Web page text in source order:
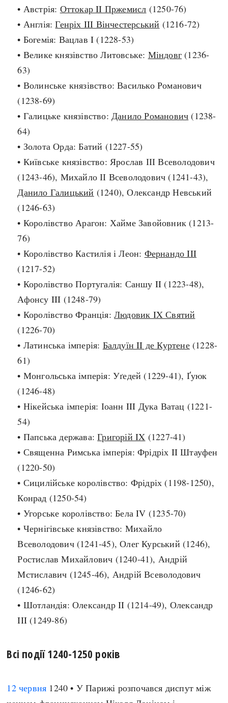
Рубрики
Наука, освіта і техніка
Політика
Розваги і дозвілля
Чудеса світу
Україна
Регіони
Австралія
Азія
Америка
А(нта)рктика
Африка
Європа
Хронологія
Античні часи
Темні віки
Високе Середньовіччя
Нова історія
Наш час
Індекси
Популярні статті
Визначальні події
Автори
done
• Австрія: Оттокар II Пржемисл (1250-76)
• Англія:Генріх III Вінчестерський (1216-72)
• Богемія: Вацлав I (1228-53)
• Велике князівство Литовське: Міндовг (1236-
63)
• Волинське князівство: Василько Романович
(1238-69)
• Галицьке князівство:Данило Романович (1238-
64)
• Золота Орда: Батий (1227-55)
• Київське князівство: Ярослав ІІІ Всеволодович
(1243-46), Михайло ІІ Всеволодович (1241-43),
Данило Галицький (1240), Олександр Невський
(1246-63)
• Королівство Арагон: Хайме Завойовник (1213-
76)
• Королівство Кастилія і Леон: Фернандо III
(1217-52)
• Королівство Португалія: Саншу II (1223-48),
Афонсу III (1248-79)
• Королівство Франція:Людовик IX Святий
(1226-70)
• Латинська імперія: Балдуїн II де Куртене(1228-
61)
• Монгольська імперія: Уґедей (1229-41), Ґуюк
(1246-48)
• Нікейська імперія: Іоанн III Дука Ватац (1221-
54)
• Папська держава:Григорій IX (1227-41)
• Священна Римська імперія: Фрідріх II Штауфен
(1220-50)
• Сицилійське королівство: Фрідріх (1198-1250),
Конрад (1250-54)
• Угорське королівство: Бела IV (1235-70)
• Чернігівське князівство: Михайло
Всеволодович (1241-45), Олег Курський (1246),
Ростислав Михайлович (1240-41), Андрій
Мстиславич (1245-46), Андрій Всеволодович
(1246-62)
• Шотландія: Олександр II (1214-49), Олександр
III (1249-86)
Всі події 1240-1250 років
12 червня 1240 • У Парижі розпочався диспут між